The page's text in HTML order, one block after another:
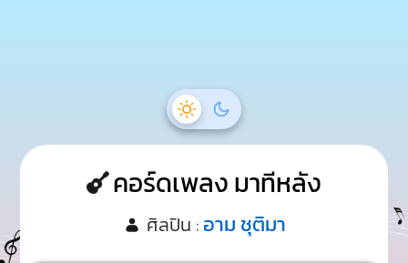
คอร์ดเพลง มาทีหลัง
ศิลปิน : อาม ชุติมา